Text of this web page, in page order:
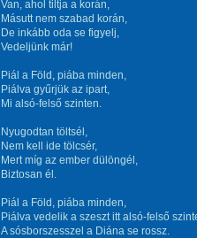
Van, ahol tiltja a korán,
Másutt nem szabad korán,
De inkább oda se figyelj,
Vedeljünk már!
Piál a Föld, piába minden,
Piálva gyűrjük az ipart,
Mi alsó-felső szinten.
Nyugodtan töltsél,
Nem kell ide tölcsér,
Mert míg az ember dülöngél,
Biztosan él.
Piál a Föld, piába minden,
Piálva vedelik a szeszt itt alsó-felső
A sósborszesszel a Diána se rossz.